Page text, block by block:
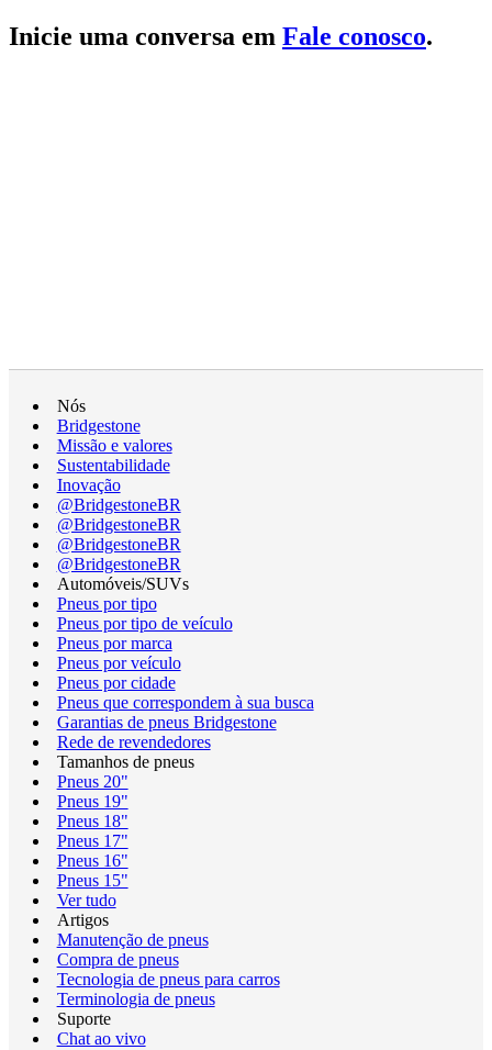
Inicie uma conversa em Fale conosco.
Nós
Bridgestone
Missão e valores
Sustentabilidade
Inovação
@BridgestoneBR
@BridgestoneBR
@BridgestoneBR
@BridgestoneBR
Automóveis/SUVs
Pneus por tipo
Pneus por tipo de veículo
Pneus por marca
Pneus por veículo
Pneus por cidade
Pneus que correspondem à sua busca
Garantias de pneus Bridgestone
Rede de revendedores
Tamanhos de pneus
Pneus 20"
Pneus 19"
Pneus 18"
Pneus 17"
Pneus 16"
Pneus 15"
Ver tudo
Artigos
Manutenção de pneus
Compra de pneus
Tecnologia de pneus para carros
Terminologia de pneus
Suporte
Chat ao vivo